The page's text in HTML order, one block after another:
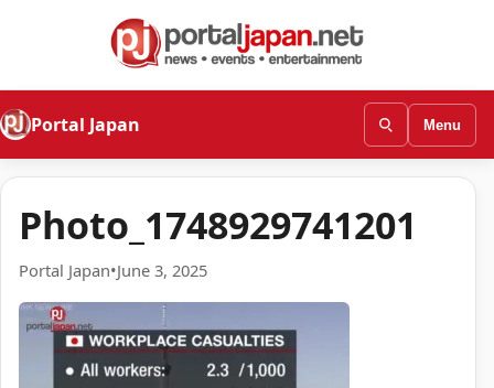
Portal Japan Menu
Photo_1748929741201
Portal Japan•June 3, 2025